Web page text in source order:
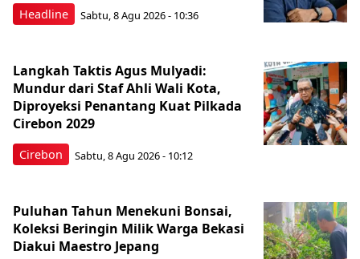
Headline Sabtu, 8 Agu 2026 - 10:36
Cirebon
Langkah Taktis Agus Mulyadi:
Mundur dari Staf Ahli Wali Kota,
Diproyeksi Penantang Kuat Pilkada
Cirebon 2029
Sabtu, 8 Agu 2026 - 10:12
Puluhan Tahun Menekuni Bonsai,
Koleksi Beringin Milik Warga Bekasi
Diakui Maestro Jepang